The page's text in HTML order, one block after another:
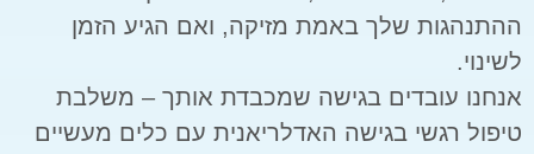
ההתנהגות שלך באמת מזיקה, ואם הגיע הזמן
לשינוי.
אנחנו עובדים בגישה שמכבדת אותך – משלבת
טיפול רגשי בגישה האדלריאנית עם כלים מעשיים